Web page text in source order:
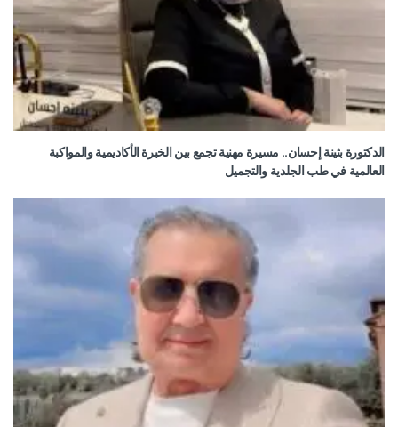
الدكتورة بثينة إحسان.. مسيرة مهنية تجمع بين الخبرة الأكاديمية والمواكبة
العالمية في طب الجلدية والتجميل